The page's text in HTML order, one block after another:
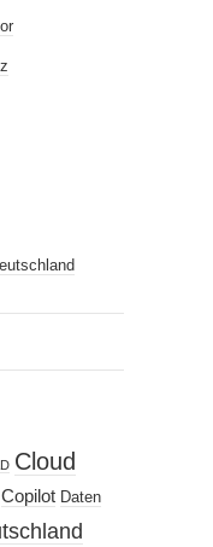
Cloud
Copilot Daten